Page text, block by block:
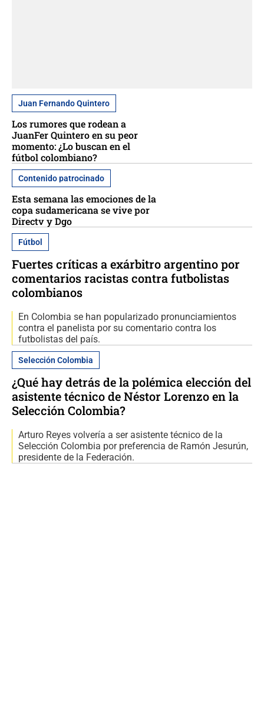
Juan Fernando Quintero
Los rumores que rodean a
JuanFer Quintero en su peor
momento: ¿Lo buscan en el
fútbol colombiano?
Contenido patrocinado
Esta semana las emociones de la
copa sudamericana se vive por
Directv y Dgo
Fútbol
Fuertes críticas a exárbitro argentino por
comentarios racistas contra futbolistas
colombianos
En Colombia se han popularizado pronunciamientos
contra el panelista por su comentario contra los
futbolistas del país.
Selección Colombia
¿Qué hay detrás de la polémica elección del
asistente técnico de Néstor Lorenzo en la
Selección Colombia?
Arturo Reyes volvería a ser asistente técnico de la
Selección Colombia por preferencia de Ramón Jesurún,
presidente de la Federación.